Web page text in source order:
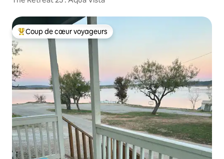
Coups de cœur voyageurs les plus appréciés
Coup de cœur voyageurs